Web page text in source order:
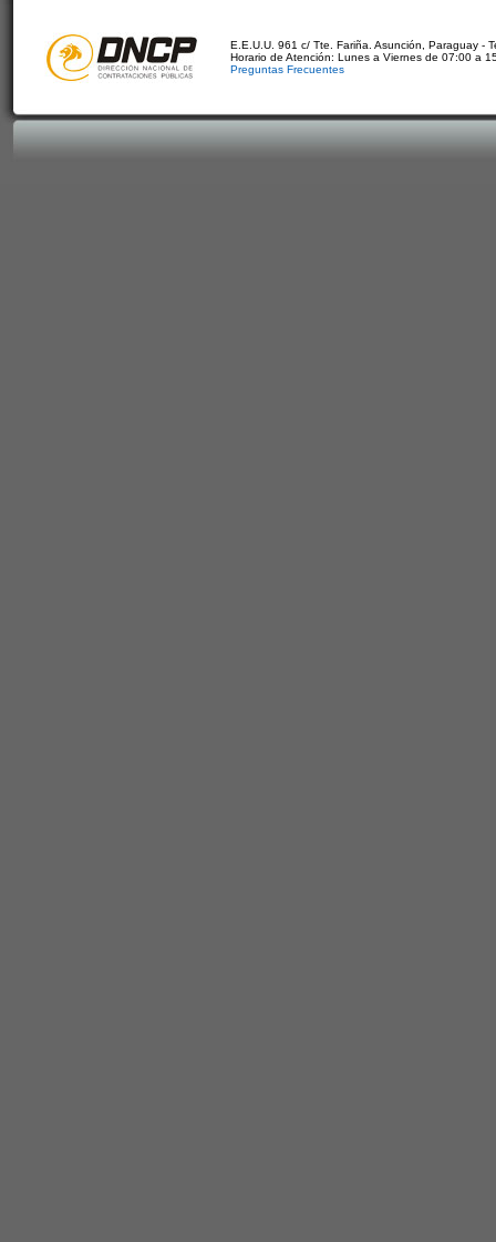
E.E.U.U. 961 c/ Tte. Fariña. Asunción, Paraguay -
Horario de Atención: Lunes a Viernes de 07:00 a
Preguntas Frecuentes